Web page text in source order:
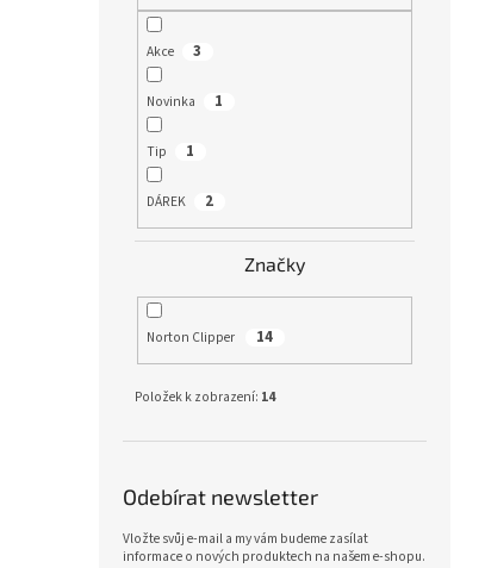
Akce 3
Novinka 1
Tip 1
DÁREK 2
Značky
Norton Clipper 14
Položek k zobrazení: 14
Odebírat newsletter
Vložte svůj e-mail a my vám budeme zasílat
informace o nových produktech na našem e-shopu.